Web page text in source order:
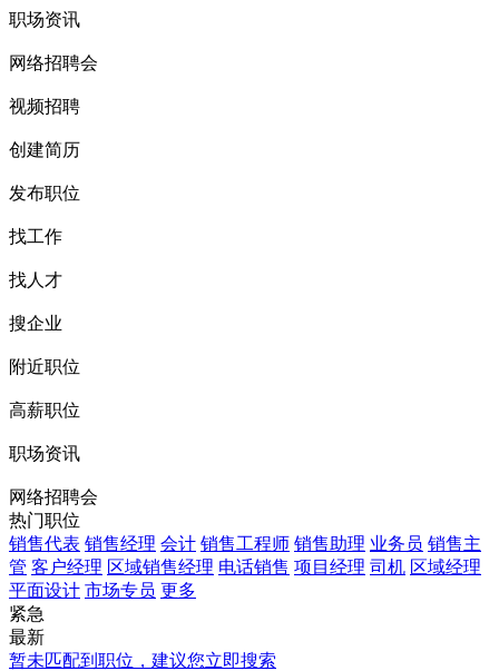
职场资讯
网络招聘会
视频招聘
创建简历
发布职位
找工作
找人才
搜企业
附近职位
高薪职位
职场资讯
网络招聘会
热门职位
销售代表 销售经理 会计 销售工程师 销售助理 业务员 销售主
管 客户经理 区域销售经理 电话销售 项目经理 司机 区域经理
平面设计 市场专员 更多
紧急
最新
暂未匹配到职位，建议您立即搜索